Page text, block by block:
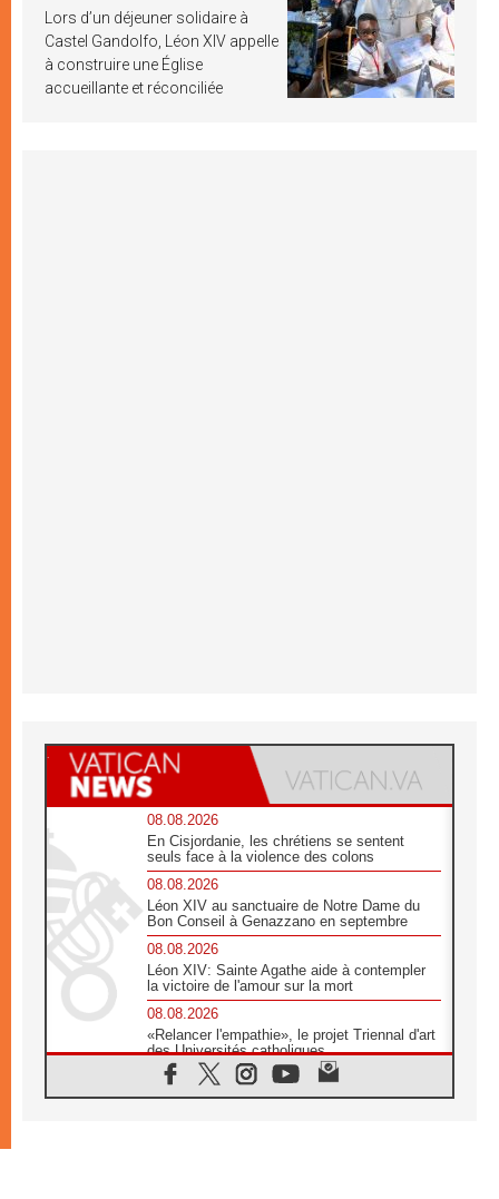
Lors d’un déjeuner solidaire à
Castel Gandolfo, Léon XIV appelle
à construire une Église
accueillante et réconciliée
08.08.2026
En Cisjordanie, les chrétiens se sentent
seuls face à la violence des colons
08.08.2026
Léon XIV au sanctuaire de Notre Dame du
Bon Conseil à Genazzano en septembre
08.08.2026
Léon XIV: Sainte Agathe aide à contempler
la victoire de l'amour sur la mort
08.08.2026
«Relancer l'empathie», le projet Triennal d'art
des Universités catholiques
08.08.2026
Signis 2026, donner la parole aux religieuses